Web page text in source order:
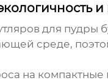
для пудры
среде,
на